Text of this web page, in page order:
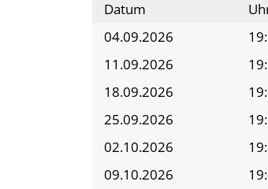
Datum
04.09.2026
11.09.2026
18.09.2026
25.09.2026
02.10.2026
09.10.2026